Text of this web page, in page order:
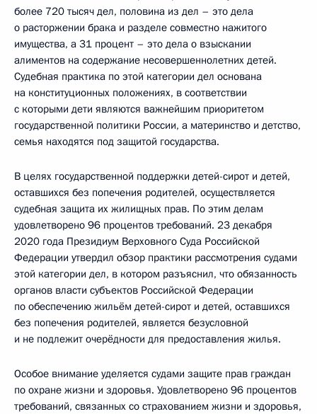
более 720 тысяч дел, половина из дел – это дела
о расторжении брака и разделе совместно нажитого
имущества, а 31 процент – это дела о взыскании
алиментов на содержание несовершеннолетних детей.
Судебная практика по этой категории дел основана
на конституционных положениях, в соответствии
с которыми дети являются важнейшим приоритетом
государственной политики России, а материнство и детство,
семья находятся под защитой государства.
В целях государственной поддержки детей-сирот и детей,
оставшихся без попечения родителей, осуществляется
судебная защита их жилищных прав. По этим делам
удовлетворено 96 процентов требований. 23 декабря
2020 года Президиум Верховного Суда Российской
Федерации утвердил обзор практики рассмотрения судами
этой категории дел, в котором разъяснил, что обязанность
органов власти субъектов Российской Федерации
по обеспечению жильём детей-сирот и детей, оставшихся
без попечения родителей, является безусловной
и не подлежит очерёдности для предоставления жилья.
Особое внимание уделяется судами защите прав граждан
по охране жизни и здоровья. Удовлетворено 96 процентов
требований, связанных со страхованием жизни и здоровья,